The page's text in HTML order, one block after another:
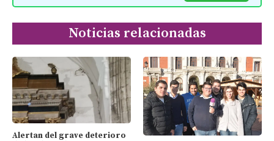
Noticias relacionadas
Alertan del grave deterioro